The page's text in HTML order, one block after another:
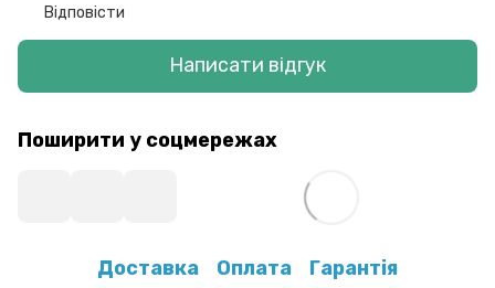
Відповісти
Написати відгук
Поширити у соцмережах
Доставка Оплата Гарантія